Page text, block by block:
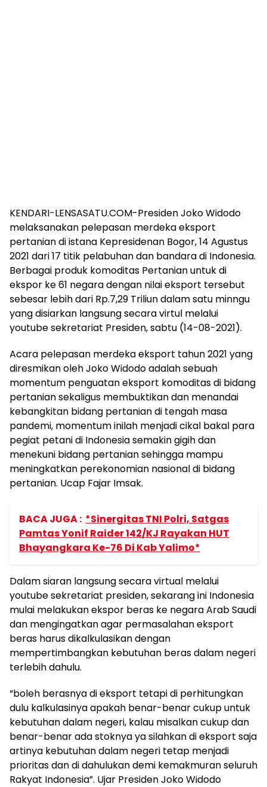
KENDARI-LENSASATU.COM-Presiden Joko Widodo
melaksanakan pelepasan merdeka eksport
pertanian di istana Kepresidenan Bogor, 14 Agustus
2021 dari 17 titik pelabuhan dan bandara di Indonesia.
Berbagai produk komoditas Pertanian untuk di
ekspor ke 61 negara dengan nilai eksport tersebut
sebesar lebih dari Rp.7,29 Triliun dalam satu minngu
yang disiarkan langsung secara virtul melalui
youtube sekretariat Presiden, sabtu (14-08-2021).
Acara pelepasan merdeka eksport tahun 2021 yang
diresmikan oleh Joko Widodo adalah sebuah
momentum penguatan eksport komoditas di bidang
pertanian sekaligus membuktikan dan menandai
kebangkitan bidang pertanian di tengah masa
pandemi, momentum inilah menjadi cikal bakal para
pegiat petani di Indonesia semakin gigih dan
menekuni bidang pertanian sehingga mampu
meningkatkan perekonomian nasional di bidang
pertanian. Ucap Fajar Imsak.
BACA JUGA : *Sinergitas TNI Polri, Satgas
Pamtas Yonif Raider 142/KJ Rayakan HUT
Bhayangkara Ke-76 Di Kab Yalimo*
Dalam siaran langsung secara virtual melalui
youtube sekretariat presiden, sekarang ini Indonesia
mulai melakukan ekspor beras ke negara Arab Saudi
dan mengingatkan agar permasalahan eksport
beras harus dikalkulasikan dengan
mempertimbangkan kebutuhan beras dalam negeri
terlebih dahulu.
“boleh berasnya di eksport tetapi di perhitungkan
dulu kalkulasinya apakah benar-benar cukup untuk
kebutuhan dalam negeri, kalau misalkan cukup dan
benar-benar ada stoknya ya silahkan di eksport saja
artinya kebutuhan dalam negeri tetap menjadi
prioritas dan di dahulukan demi kemakmuran seluruh
Rakyat Indonesia”. Ujar Presiden Joko Widodo